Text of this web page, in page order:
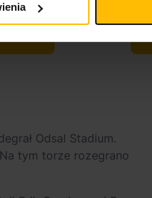
Odsal Stadium.
tym torze rozegrano